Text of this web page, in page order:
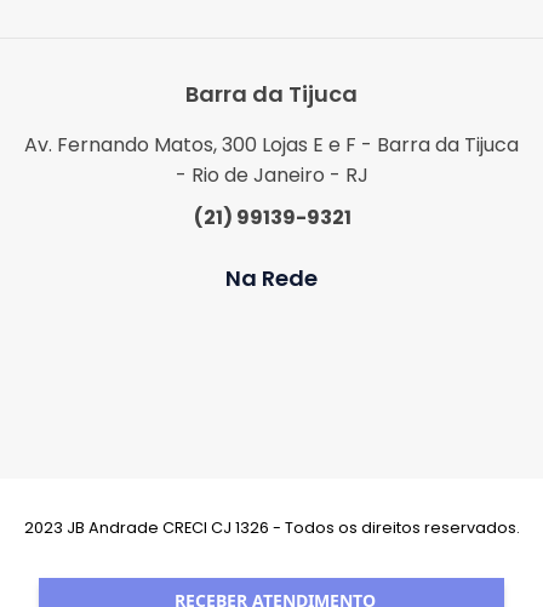
RECEBER ATENDIMENTO
Barra da Tijuca
Av. Fernando Matos, 300 Lojas E e F - Barra da Tijuca
- Rio de Janeiro - RJ
(21) 99139-9321
Na Rede
2023 JB Andrade CRECI CJ 1326 - Todos os direitos reservados.